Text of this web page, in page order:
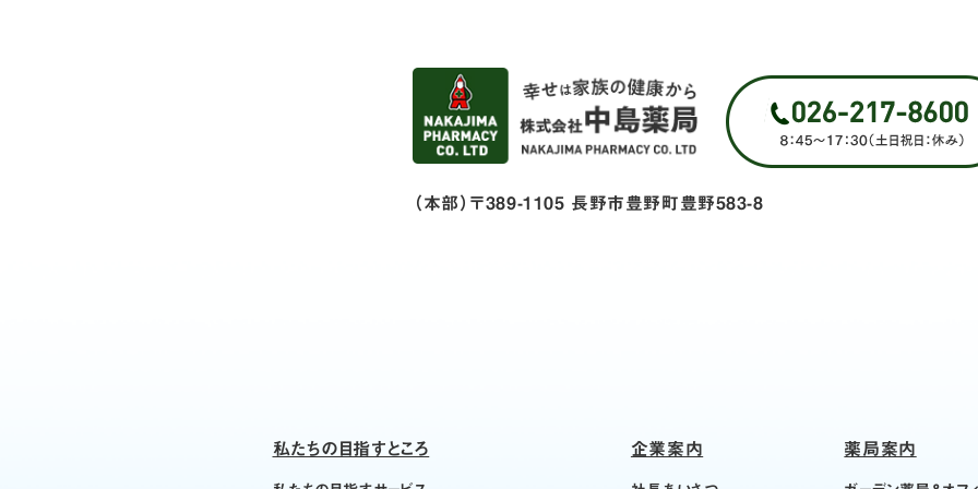
（本部）〒389-1105 長野市豊野町豊野583-8
私たちの目指すところ 企業案内 薬局案内